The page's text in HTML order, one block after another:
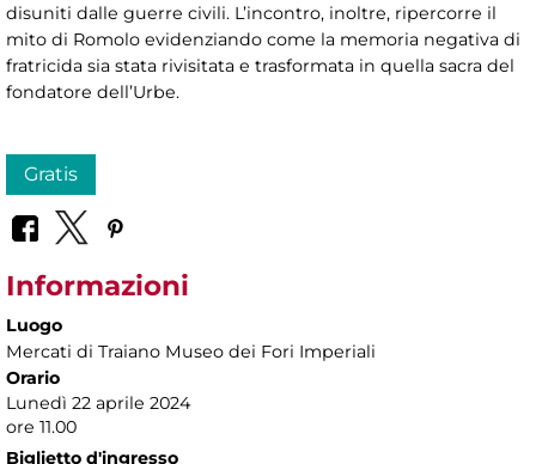
disuniti dalle guerre civili. L’incontro, inoltre, ripercorre il
mito di Romolo evidenziando come la memoria negativa di
fratricida sia stata rivisitata e trasformata in quella sacra del
fondatore dell’Urbe.
Gratis
Informazioni
Luogo
Mercati di Traiano Museo dei Fori Imperiali
Orario
Lunedì 22 aprile 2024
ore 11.00
Biglietto d'ingresso